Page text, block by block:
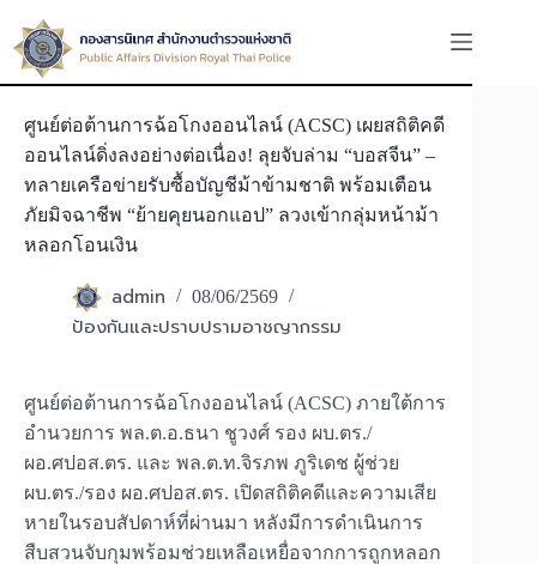
to
content
ศูนย์ต่อต้านการฉ้อโกงออนไลน์​ (ACSC) เผยสถิติคดี
ออนไลน์ดิ่งลงอย่างต่อเนื่อง! ลุยจับล่าม “บอสจีน” –
ทลายเครือข่ายรับซื้อบัญชีม้าข้ามชาติ พร้อมเตือน
ภัยมิจฉาชีพ “ย้ายคุยนอกแอป” ลวงเข้ากลุ่มหน้าม้า
หลอกโอนเงิน
admin 08/06/2569
ป้องกันและปราบปรามอาชญากรรม
ศูนย์ต่อต้านการฉ้อโกงออนไลน์ (ACSC) ภายใต้การ
อำนวยการ พล.ต.อ.ธนา ชูวงศ์ รอง ผบ.ตร./
ผอ.ศปอส.ตร. และ พล.ต.ท.จิรภพ ภูริเดช ผู้ช่วย
ผบ.ตร./รอง ผอ.ศปอส.ตร. เปิดสถิติคดีและความเสีย
หายในรอบสัปดาห์ที่ผ่านมา หลังมีการดำเนินการ
สืบสวนจับกุมพร้อมช่วยเหลือเหยื่อจากการถูกหลอก